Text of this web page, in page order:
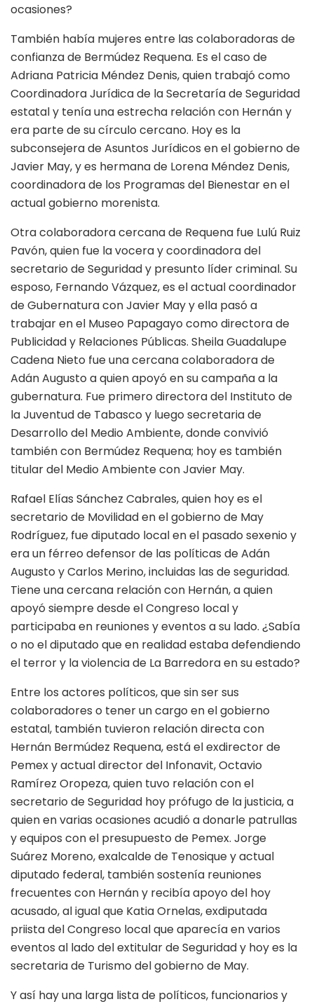
ocasiones?
También había mujeres entre las colaboradoras de
confianza de Bermúdez Requena. Es el caso de
Adriana Patricia Méndez Denis, quien trabajó como
Coordinadora Jurídica de la Secretaría de Seguridad
estatal y tenía una estrecha relación con Hernán y
era parte de su círculo cercano. Hoy es la
subconsejera de Asuntos Jurídicos en el gobierno de
Javier May, y es hermana de Lorena Méndez Denis,
coordinadora de los Programas del Bienestar en el
actual gobierno morenista.
Otra colaboradora cercana de Requena fue Lulú Ruiz
Pavón, quien fue la vocera y coordinadora del
secretario de Seguridad y presunto líder criminal. Su
esposo, Fernando Vázquez, es el actual coordinador
de Gubernatura con Javier May y ella pasó a
trabajar en el Museo Papagayo como directora de
Publicidad y Relaciones Públicas. Sheila Guadalupe
Cadena Nieto fue una cercana colaboradora de
Adán Augusto a quien apoyó en su campaña a la
gubernatura. Fue primero directora del Instituto de
la Juventud de Tabasco y luego secretaria de
Desarrollo del Medio Ambiente, donde convivió
también con Bermúdez Requena; hoy es también
titular del Medio Ambiente con Javier May.
Rafael Elías Sánchez Cabrales, quien hoy es el
secretario de Movilidad en el gobierno de May
Rodríguez, fue diputado local en el pasado sexenio y
era un férreo defensor de las políticas de Adán
Augusto y Carlos Merino, incluidas las de seguridad.
Tiene una cercana relación con Hernán, a quien
apoyó siempre desde el Congreso local y
participaba en reuniones y eventos a su lado. ¿Sabía
o no el diputado que en realidad estaba defendiendo
el terror y la violencia de La Barredora en su estado?
Entre los actores políticos, que sin ser sus
colaboradores o tener un cargo en el gobierno
estatal, también tuvieron relación directa con
Hernán Bermúdez Requena, está el exdirector de
Pemex y actual director del Infonavit, Octavio
Ramírez Oropeza, quien tuvo relación con el
secretario de Seguridad hoy prófugo de la justicia, a
quien en varias ocasiones acudió a donarle patrullas
y equipos con el presupuesto de Pemex. Jorge
Suárez Moreno, exalcalde de Tenosique y actual
diputado federal, también sostenía reuniones
frecuentes con Hernán y recibía apoyo del hoy
acusado, al igual que Katia Ornelas, exdiputada
priista del Congreso local que aparecía en varios
eventos al lado del extitular de Seguridad y hoy es la
secretaria de Turismo del gobierno de May.
Y así hay una larga lista de políticos, funcionarios y